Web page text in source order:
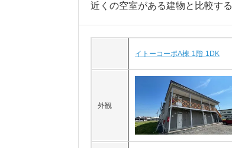
近くの空室がある建物と比較する
イトーコーポA棟 1階 1DK
外観